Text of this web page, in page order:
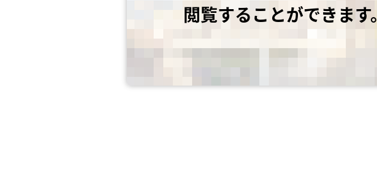
閲覧することができます。